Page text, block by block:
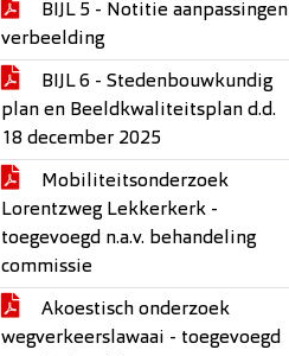
BIJL 5 - Notitie aanpassingen
verbeelding
BIJL 6 - Stedenbouwkundig
plan en Beeldkwaliteitsplan d.d.
18 december 2025
Mobiliteitsonderzoek
Lorentzweg Lekkerkerk -
toegevoegd n.a.v. behandeling
commissie
Akoestisch onderzoek
wegverkeerslawaai - toegevoegd